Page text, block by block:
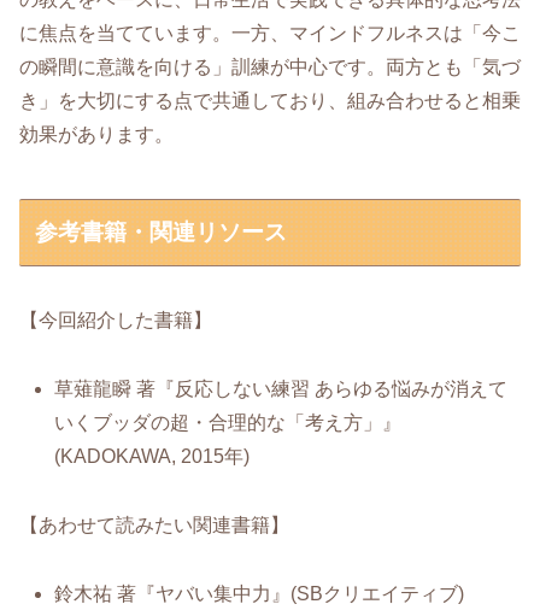
に焦点を当てています。一方、マインドフルネスは「今こ
の瞬間に意識を向ける」訓練が中心です。両方とも「気づ
き」を大切にする点で共通しており、組み合わせると相乗
効果があります。
参考書籍・関連リソース
【今回紹介した書籍】
草薙龍瞬 著『反応しない練習 あらゆる悩みが消えて
いくブッダの超・合理的な「考え方」』
(KADOKAWA, 2015年)
【あわせて読みたい関連書籍】
鈴木祐 著『ヤバい集中力』(SBクリエイティブ)